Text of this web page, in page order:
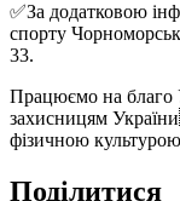
✅️За додатковою
спорту
33.
Працюємо на
захисницям
фізичною
Поділитися